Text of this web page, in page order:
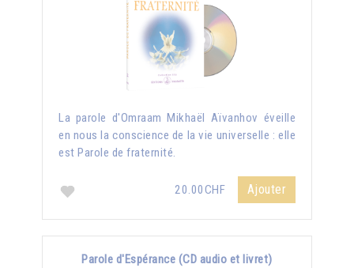
La parole d'Omraam Mikhaël Aïvanhov éveille
en nous la conscience de la vie universelle : elle
est Parole de fraternité.
20.00CHF Ajouter
Parole d'Espérance (CD audio et livret)